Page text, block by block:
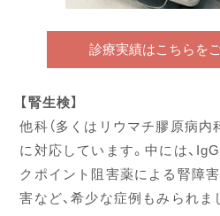
診療実績はこちらを
【腎生検】
他科（多くはリウマチ膠原病内
に対応しています。中には、
クポイント阻害薬による腎障
害など、希少な症例もみられま